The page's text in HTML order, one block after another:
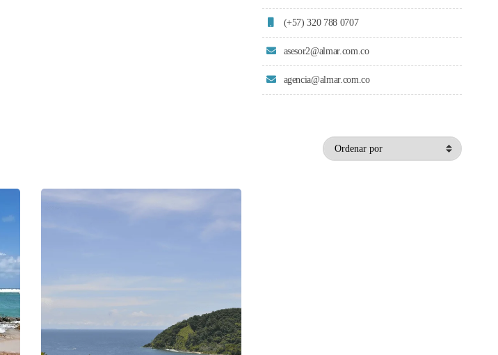
Además, muchas habitaciones ofrecen
creando un ambiente de tranquilidad y
Hotel Tacarcuna Capurganá. El restaurante del
locales e internacionales, preparados con
pueden disfrutar de sus comidas en un
del entorno natural.
también permite a los visitantes explorar el
por su ambiente tranquilo y amigable. Pasear por
a los habitantes es una experiencia que complementa
es el lugar ideal para aquellos que desean
(+57) 320 788 0707
asesor2@almar.com.co
agencia@almar.com.co
Ordenar por